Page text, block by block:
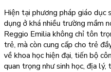
Hiện tại phương pháp giáo dục
dụng ở khá nhiều trường mầm
Reggio Emilia không chỉ tôn
trẻ, mà còn cung cấp cho trẻ
về khoa học hiện đại, tiến bộ
quan trọng như sinh học, địa lý,